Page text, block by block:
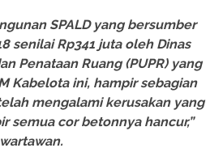
SPALD yang bersumber
senilai Rp341 juta oleh Dinas
Penataan Ruang (PUPR) yang
Kabelota ini, hampir sebagian
mengalami kerusakan yang
semua cor betonnya hancur,”